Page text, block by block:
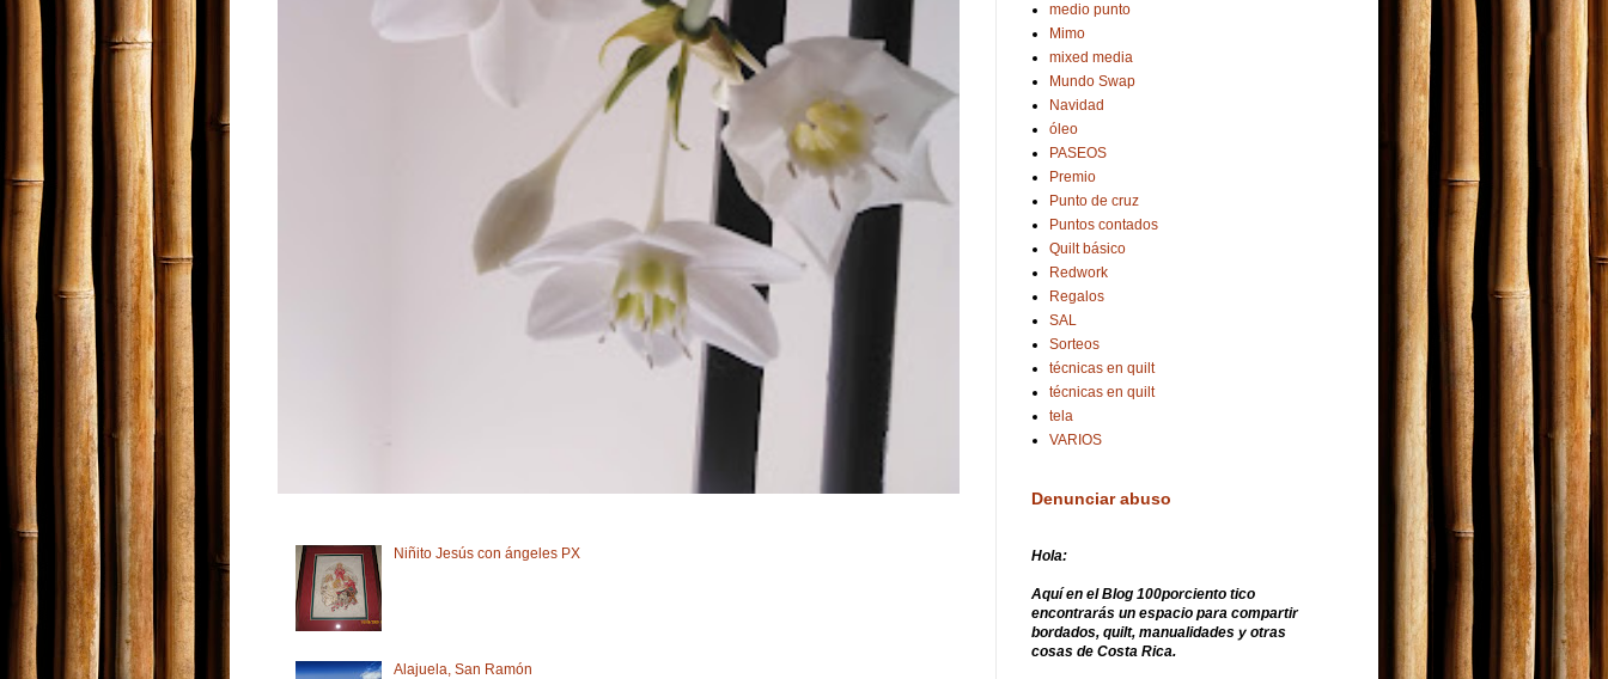
Niñito Jesús con ángeles PX
Alajuela, San Ramón
medio punto
Mimo
mixed media
Mundo Swap
Navidad
óleo
PASEOS
Premio
Punto de cruz
Puntos contados
Quilt básico
Redwork
Regalos
SAL
Sorteos
técnicas en quilt
técnicas en quilt
tela
VARIOS
Denunciar abuso
Hola:
Aquí en el Blog 100porciento tico
encontrarás un espacio para compartir
bordados, quilt, manualidades y otras
cosas de Costa Rica.